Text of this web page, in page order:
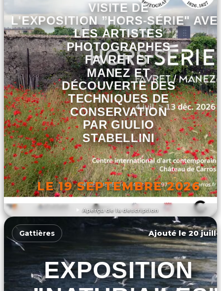
Aperçu de la description
VISITE DE
L'EXPOSITION ”HORS-SÉRIE"
LES ARTISTES
PHOTOGRAPHES
FAVRET ET
MANEZ ET
DÉCOUVERTE DES
TECHNIQUES DE
CONSERVATION
PAR GIULIO
STABELLINI
LE 19 SEPTEMBRE 2026
DÉCOUVRIR L'ÉVÉNEMENT
Gattières Ajouté le 20
EXPOSITION